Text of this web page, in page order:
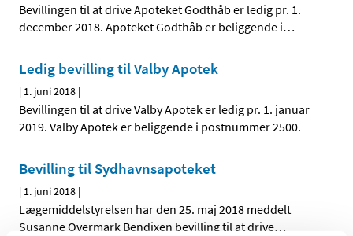
Bevillingen til at drive Apoteket Godthåb er ledig pr. 1.
december 2018. Apoteket Godthåb er beliggende i…
Ledig bevilling til Valby Apotek
| 1. juni 2018 |
Bevillingen til at drive Valby Apotek er ledig pr. 1. januar
2019. Valby Apotek er beliggende i postnummer 2500.
Bevilling til Sydhavnsapoteket
| 1. juni 2018 |
Lægemiddelstyrelsen har den 25. maj 2018 meddelt
Susanne Overmark Bendixen bevilling til at drive…